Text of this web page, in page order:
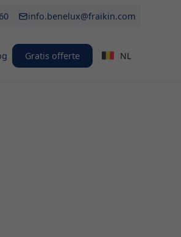
info.benelux@fraikin.com
Gratis offerte NL